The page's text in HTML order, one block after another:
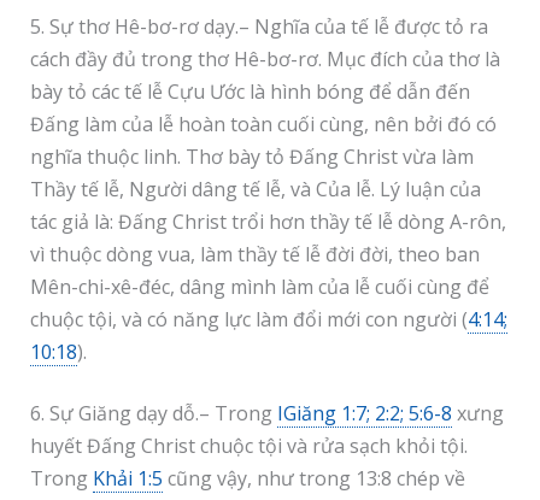
5. Sự thơ Hê-bơ-rơ dạy.– Nghĩa của tế lễ được tỏ ra
cách đầy đủ trong thơ Hê-bơ-rơ. Mục đích của thơ là
bày tỏ các tế lễ Cựu Ước là hình bóng để dẫn đến
Đấng làm của lễ hoàn toàn cuối cùng, nên bởi đó có
nghĩa thuộc linh. Thơ bày tỏ Đấng Christ vừa làm
Thầy tế lễ, Người dâng tế lễ, và Của lễ. Lý luận của
tác giả là: Đấng Christ trổi hơn thầy tế lễ dòng A-rôn,
vì thuộc dòng vua, làm thầy tế lễ đời đời, theo ban
Mên-chi-xê-đéc, dâng mình làm của lễ cuối cùng để
chuộc tội, và có năng lực làm đổi mới con người (4:14;
10:18).
6. Sự Giăng dạy dỗ.– Trong IGiăng 1:7; 2:2; 5:6-8 xưng
huyết Đấng Christ chuộc tội và rửa sạch khỏi tội.
Trong Khải 1:5 cũng vậy, như trong 13:8 chép về